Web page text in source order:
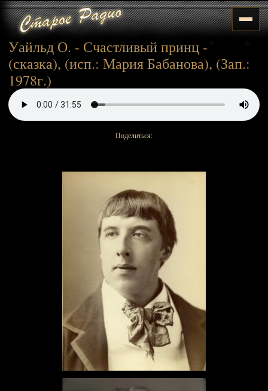
Уайльд О. - Счастливый принц -
(сказка), (исп.: Мария Бабанова), (Зап.:
1978г.)
Поделиться: